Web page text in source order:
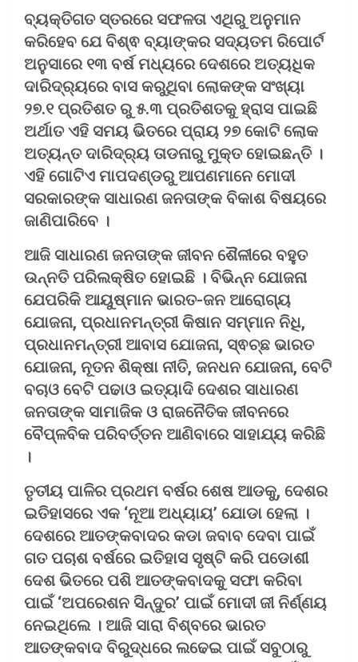
ବ୍ୟକ୍ତିଗତ ସ୍ତରରେ ସଫଳତା ଏଥିରୁ ଅନୁମାନ
କରିହେବ ଯେ ବିଶ୍ଵ ବ୍ୟାଙ୍କର ସଦ୍ୟତମ ରିପୋର୍ଟ
ଅନୁସାରେ ୧୩ ବର୍ଷ ମଧ୍ୟରେ ଦେଶରେ ଅତ୍ୟଧିକ
ଦାରିଦ୍ର୍ୟରେ ବାସ କରୁଥିବା ଲୋକଙ୍କ ସଂଖ୍ୟା
୨୭.୧ ପ୍ରତିଶତ ରୁ ୫.୩ ପ୍ରତିଶତକୁ ହ୍ରାସ ପାଇଛି
ଅର୍ଥାତ ଏହି ସମୟ ଭିତରେ ପ୍ରାୟ ୨୭ କୋଟି ଲୋକ
ଅତ୍ୟନ୍ତ ଦାରିଦ୍ର୍ୟ ତାଡନାରୁ ମୁକ୍ତ ହୋଇଛନ୍ତି ।
ଏହି ଗୋଟିଏ ମାପଦଣ୍ଡରୁ ଆପଣମାନେ ମୋଦୀ
ସରକାରଙ୍କ ସାଧାରଣ ଜନତାଙ୍କ ବିକାଶ ବିଷୟରେ
ଜାଣିପାରିବେ ।
ଆଜି ସାଧାରଣ ଜନତାଙ୍କ ଜୀବନ ଶୈଳୀରେ ବହୁତ
ଉନ୍ନତି ପରିଲକ୍ଷିତ ହୋଇଛି । ବିଭିନ୍ନ ଯୋଜନା
ଯେପରିକି ଆୟୁଷ୍ମାନ ଭାରତ-ଜନ ଆରୋଗ୍ୟ
ଯୋଜନା, ପ୍ରଧାନମନ୍ତ୍ରୀ କିଷାନ ସମ୍ମାନ ନିଧି,
ପ୍ରଧାନମନ୍ତ୍ରୀ ଆବାସ ଯୋଜନା, ସ୍ଵଚ୍ଛ ଭାରତ
ଯୋଜନା, ନୂତନ ଶିକ୍ଷା ନୀତି, ଜନଧନ ଯୋଜନା, ବେଟି
ବଚାଓ ବେଟି ପଢାଓ ଇତ୍ୟାଦି ଦେଶର ସାଧାରଣ
ଜନତାଙ୍କ ସାମାଜିକ ଓ ରାଜନୈତିକ ଜୀବନରେ
ବୈପ୍ଳବିକ ପରିବର୍ତ୍ତନ ଆଣିବାରେ ସାହାଯ୍ୟ କରିଛି
।
ତୃତୀୟ ପାଳିର ପ୍ରଥମ ବର୍ଷର ଶେଷ ଆଡକୁ, ଦେଶର
ଇତିହାସରେ ଏକ ‘ନୂଆ ଅଧ୍ୟାୟ’ ଯୋଡା ହେଲା ।
ଦେଶରେ ଆତଙ୍କବାଦର କଡା ଜବାବ ଦେବା ପାଇଁ
ଗତ ପଚାଶ ବର୍ଷରେ ଇତିହାସ ସୃଷ୍ଟି କରି ପଡୋଶୀ
ଦେଶ ଭିତରେ ପଶି ଆତଙ୍କବାଦକୁ ସଫା କରିବା
ପାଇଁ ‘ଅପରେଶନ ସିନ୍ଦୁର’ ପାଇଁ ମୋଦୀ ଜୀ ନିର୍ଣ୍ଣୟ
ନେଇଥିଲେ । ଆଜି ସାରା ବିଶ୍ବରେ ଭାରତ
ଆତଙ୍କବାଦ ବିରୁଦ୍ଧରେ ଲଢେଇ ପାଇଁ ସବୁଠାରୁ